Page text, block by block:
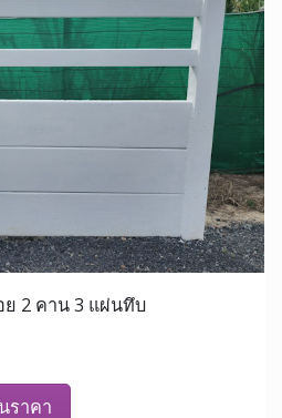
ย 2 คาน 3 แผ่นทึบ
ราคา